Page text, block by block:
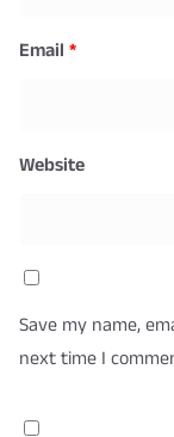
Email *
Website
Save my name,
next time I